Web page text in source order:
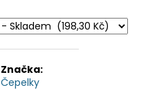
Značka:
Čepelky